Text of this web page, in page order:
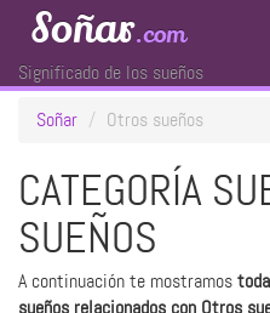
Soñar.com
Significado de los sueños
Soñar
Otros sueños
CATEGORÍA
SUEÑOS
A continuación te mostramos
sueños relacionados con Otros